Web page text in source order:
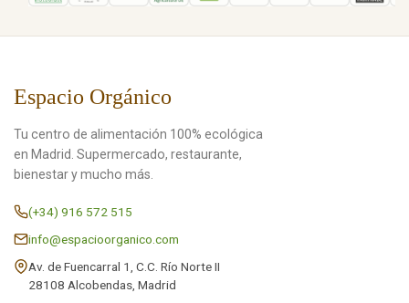
Espacio Orgánico
Tu centro de alimentación 100% ecológica
en Madrid. Supermercado, restaurante,
bienestar y mucho más.
(+34) 916 572 515
info@espacioorganico.com
Av. de Fuencarral 1, C.C. Río Norte II
28108 Alcobendas, Madrid